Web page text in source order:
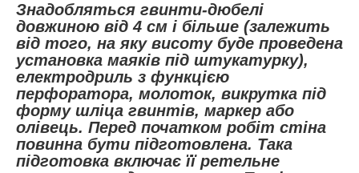
Знадобляться гвинти-дюбелі
довжиною від 4 см і більше (залежить
від того, на яку висоту буде проведена
установка маяків під штукатурку),
електродриль з функцією
перфоратора, молоток, викрутка під
форму шліца гвинтів, маркер або
олівець. Перед початком робіт стіна
повинна бути підготовлена. Така
підготовка включає її ретельне